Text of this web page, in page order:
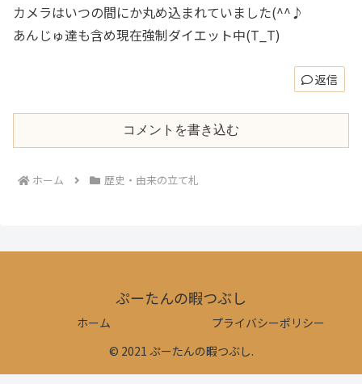
カメラはいつの間にか丸め込まれていました(^^♪
あんじゅ達も含め現在強制ダイエット中(T_T)
返信
コメントを書き込む
ホーム 歴史・由来の立て札
ぷーたんの暇つぶし
ホーム
プライバシーポリシー
© 2021 ぷーたんの暇つぶし.